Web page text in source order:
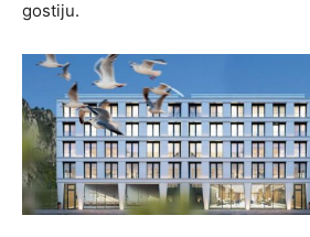
gostiju.